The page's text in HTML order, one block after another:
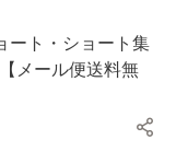
ート・ショート集
メール便送料無